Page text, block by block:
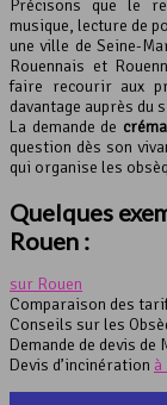
Précisons que le
musique, lecture de
une ville de Seine-
Rouennais et
faire recourir aux
davantage auprès du
La demande de
question dès son
qui organise les
Quelques
Rouen :
sur Rouen
Comparaison des
Conseils sur les
Demande de devis
Devis d’incinération à